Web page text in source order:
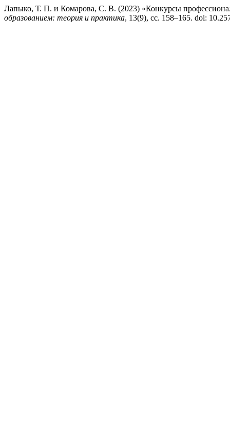
Лапыко, Т. П. и Комарова, С. В. (2023) «Конкурсы
образованием: теория и практика, 13(9), сс. 158–165. doi: